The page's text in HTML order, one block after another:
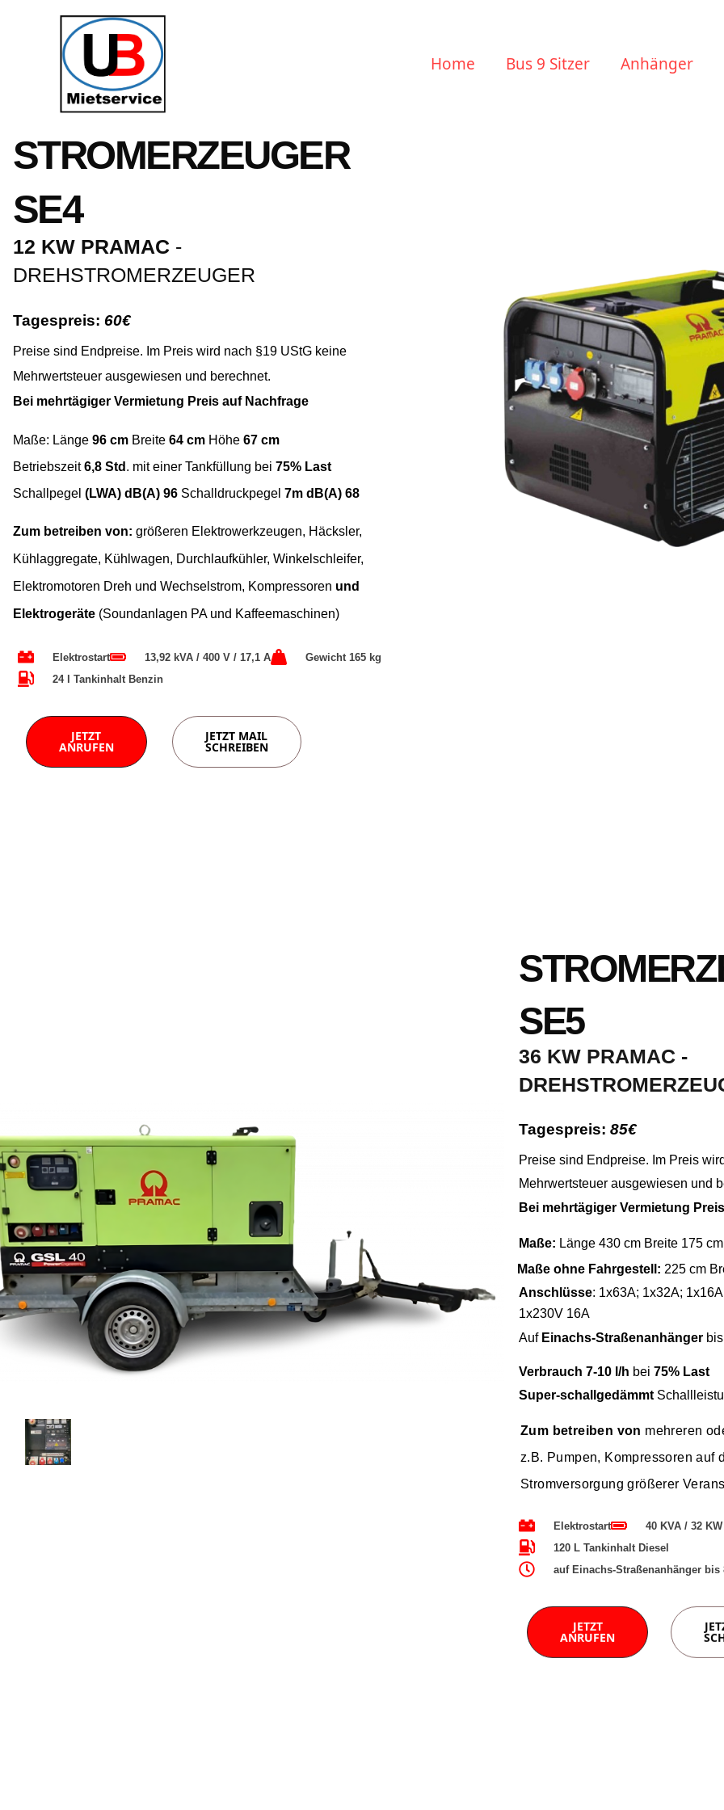
Home Bus 9 Sitzer Anhänger
STROMERZEUGER
SE4
12 KW PRAMAC-
DREHSTROMERZEUGER
Tagespreis: 60€
Preise sind Endpreise. Im Preis wird nach §19UStG keine
Mehrwertsteuer ausgewiesen und berechnet.
Bei mehrtägiger Vermietung Preis auf Nachfrage
Maße: Länge 96 cmBreite 64 cmHöhe 67 cm
Betriebszeit6,8 Std . mit einer Tankfüllung bei 75% Last
Schallpegel (LWA) dB(A) 96Schalldruckpegel 7m dB(A) 68
Zum betreiben von: größeren Elektrowerkzeugen, Häcksler,
Kühlaggregate, Kühlwagen, Durchlaufkühler, Winkelschleifer,
Elektromotoren Dreh und Wechselstrom, Kompressoren und
E lektrogeräte (Soundanlagen PA und Kaffeemaschinen)
Elektrostart 13,92 kVA / 400 V / 17,1 A
Gewicht 165 kg
24 l Tankinhalt Benzin
JETZT
ANRUFEN
JETZT MAIL
SCHREIBEN
SE5
36 KW PRAMAC -
Tagespreis: 85€
Preise sind Endpreise. Im Preis
Mehrwertsteuer ausgewiesen und
Bei mehrtägiger Vermietung
Maße: Länge 430 cm Breite 175
Maße ohne Fahrgestell: 225 cm
Anschlüsse: 1x63A; 1x32A;
1x230V 16A
Auf Einachs-Straßenanhänger
Verbrauch7-10 l/h bei75% Last
Super-schallgedämmt
Zum betreiben von mehreren
z.B. Pumpen, Kompressoren auf
Stromversorgung größerer
Elektrostart 40 KVA / 32
120 L Tankinhalt Diesel
auf Einachs-Straßenanhänger bis
JETZT
ANRUFEN